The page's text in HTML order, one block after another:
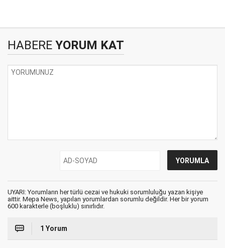
HABERE YORUM KAT
UYARI: Yorumların her türlü cezai ve hukuki sorumluluğu yazan kişiye
aittir. Mepa News, yapılan yorumlardan sorumlu değildir. Her bir yorum
600 karakterle (boşluklu) sınırlıdır.
1 Yorum